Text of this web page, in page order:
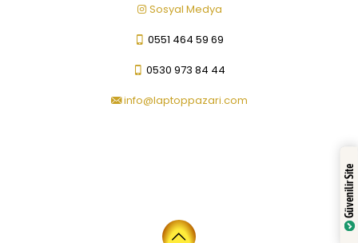
Sosyal Medya
0551 464 59 69
0530 973 84 44
info@laptoppazari.com
Güvenilir Site